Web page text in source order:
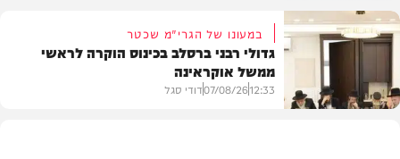
במעונו של הגרי"מ שכטר
גדולי רבני ברסלב בכינוס הוקרה לראשי
ממשל אוקראינה
12:33
07/08/26דודי סגל